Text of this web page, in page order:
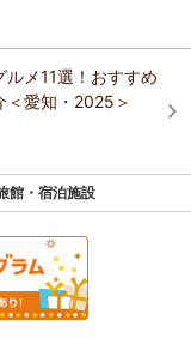
メ11選！おすすめ
＜愛知・2025＞
館・宿泊施設